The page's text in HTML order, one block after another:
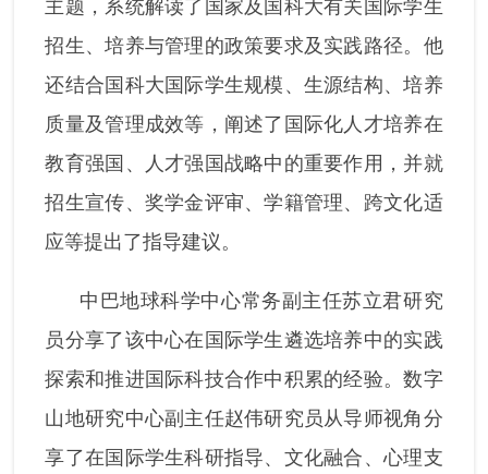
主题，系统解读了国家及国科大有关国际学生
招生、培养与管理的政策要求及实践路径。他
还结合国科大国际学生规模、生源结构、培养
质量及管理成效等，阐述了国际化人才培养在
教育强国、人才强国战略中的重要作用，并就
招生宣传、奖学金评审、学籍管理、跨文化适
应等提出了指导建议。
中巴地球科学中心常务副主任苏立君研究
员分享了该中心在国际学生遴选培养中的实践
探索和推进国际科技合作中积累的经验。数字
山地研究中心副主任赵伟研究员从导师视角分
享了在国际学生科研指导、文化融合、心理支